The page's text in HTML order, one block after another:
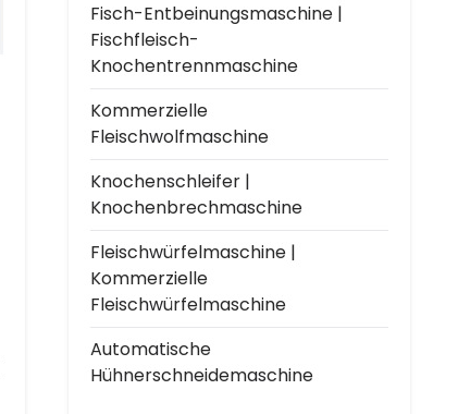
Fisch-Entbeinungsmaschine |
Fischfleisch-
Knochentrennmaschine
Kommerzielle
Fleischwolfmaschine
Knochenschleifer |
Knochenbrechmaschine
Fleischwürfelmaschine |
Kommerzielle
Fleischwürfelmaschine
Automatische
Hühnerschneidemaschine